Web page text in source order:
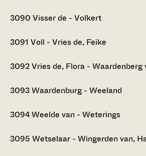
3090 Visser de - Volkert
3091 Voll - Vries de, Feike
3092Vries de, Flora - Waardenberg
3093Waardenburg - Weeland
3094Weelde van - Weterings
3095 Wetselaar - Wingerden van,